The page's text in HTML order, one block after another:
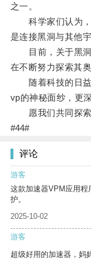
之一。
科学家们认为，
是连接黑洞与其他
目前，关于黑洞
在不断努力探索其奥
随着科技的日益
vp的神秘面纱，更
愿我们共同探索
#44#
评论
游客
这款加速器VPM应用程
护。
2025-10-02
游客
超级好用的加速器，妈